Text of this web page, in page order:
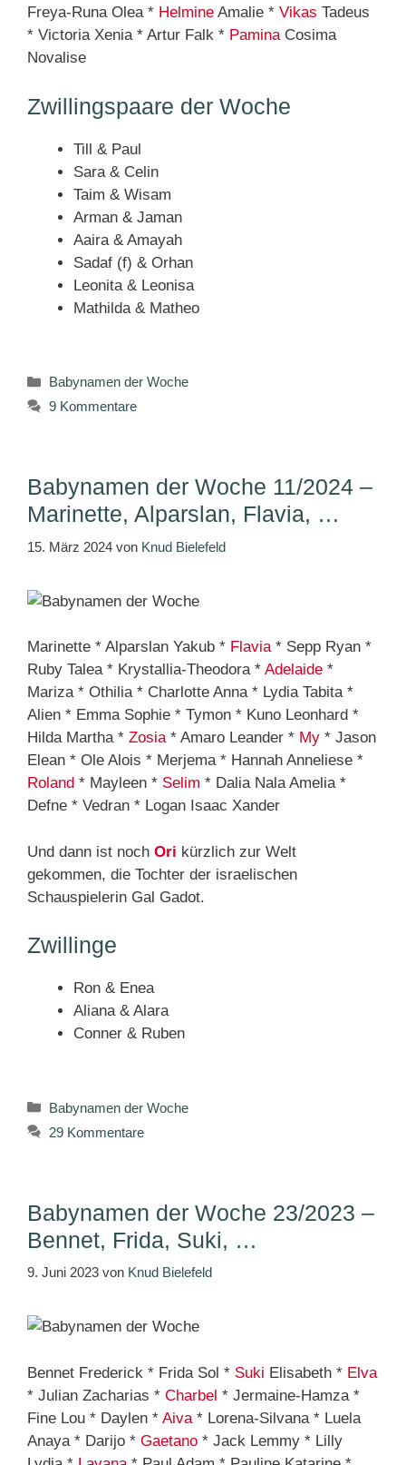
Freya-Runa Olea * Helmine Amalie * Vikas Tadeus
* Victoria Xenia * Artur Falk * PaminaCosima
Novalise
Zwillingspaare der Woche
Till & Paul
Sara & Celin
Taim & Wisam
Arman & Jaman
Aaira & Amayah
Sadaf (f) & Orhan
Leonita & Leonisa
Mathilda & Matheo
Kategorien
Babynamen der Woche
9 Kommentare
Babynamen der Woche 11/2024 –
Marinette, Alparslan, Flavia, …
15. März 2024 von Knud Bielefeld
Marinette * Alparslan Yakub * Flavia* Sepp Ryan *
Ruby Talea * Krystallia-Theodora * Adelaide *
Mariza * Othilia * Charlotte Anna * Lydia Tabita *
Alien * Emma Sophie * Tymon * Kuno Leonhard *
Hilda Martha * Zosia* Amaro Leander * My * Jason
Elean * Ole Alois * Merjema * Hannah Anneliese *
Roland * Mayleen * Selim * Dalia Nala Amelia *
Defne * Vedran * Logan Isaac Xander
Und dann ist noch Ori kürzlich zur Welt
gekommen, die Tochter der israelischen
Schauspielerin Gal Gadot.
Zwillinge
Ron & Enea
Aliana & Alara
Conner & Ruben
Kategorien
Babynamen der Woche
29 Kommentare
Babynamen der Woche 23/2023 –
Bennet, Frida, Suki, …
9. Juni 2023 von Knud Bielefeld
Bennet Frederick * Frida Sol * Suki Elisabeth * Elva
* Julian Zacharias * Charbel * Jermaine-Hamza *
Fine Lou * Daylen * Aiva * Lorena-Silvana * Luela
Anaya * Darijo * Gaetano * Jack Lemmy * Lilly